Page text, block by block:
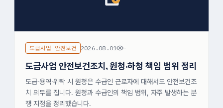
도급사업 안전보건 2026.08.01 -
도급사업 안전보건조치, 원청·하청 책임 범위 정리
도급·용역·위탁 시 원청은 수급인 근로자에 대해서도 안전보건조
치 의무를 집니다. 원청과 수급인의 책임 범위, 자주 발생하는 분
쟁 지점을 정리했습니다.